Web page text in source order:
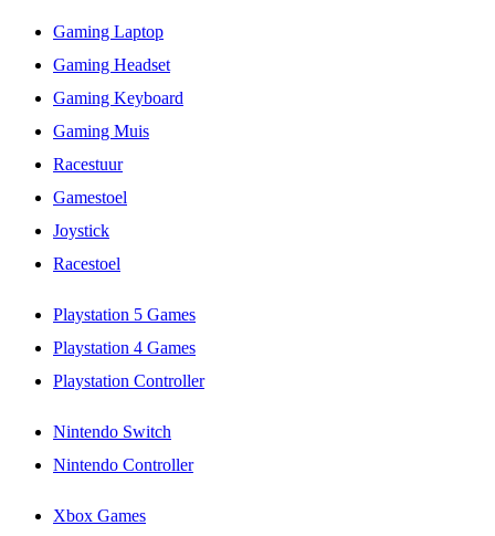
Gaming Laptop
Gaming Headset
Gaming Keyboard
Gaming Muis
Racestuur
Gamestoel
Joystick
Racestoel
Playstation 5 Games
Playstation 4 Games
Playstation Controller
Nintendo Switch
Nintendo Controller
Xbox Games